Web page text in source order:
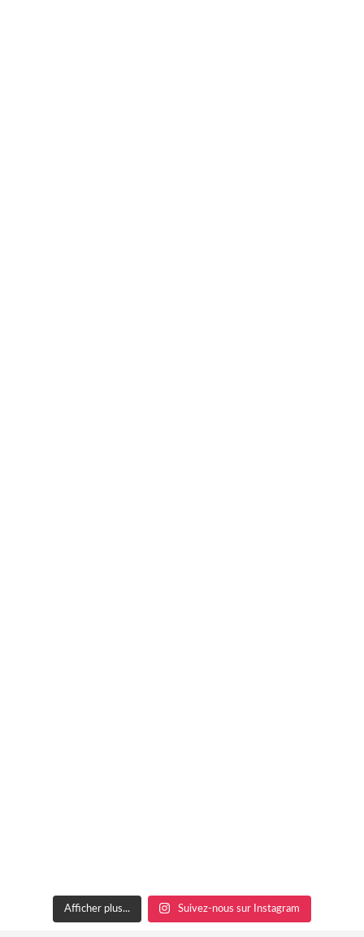
Afficher plus... Suivez-nous sur Instagram